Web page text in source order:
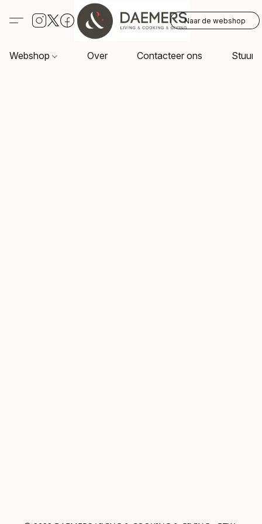
Naar de webshop
Webshop Over Contacteer ons Stuur